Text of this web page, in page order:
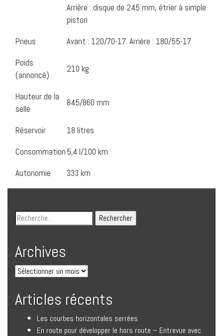
Arrière : disque de 245 mm, étrier à simple
piston
Pneus
Avant : 120/70-17. Arrière : 180/55-17
Poids
(annoncé)
210 kg
Hauteur de la
selle
845/860 mm
Réservoir
18 litres
Consommation5,4 l/100 km
Autonomie
333 km
Archives
Articles récents
Les courbes horizontales serrées
En route pour développer le hors route – Entrevue avec